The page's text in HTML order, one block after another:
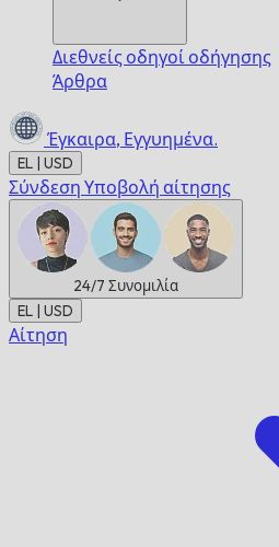
Διεθνείς οδηγοί οδήγησης
Άρθρα
Έγκαιρα, Εγγυημένα.
EL | USD
Σύνδεση Υποβολή αίτησης
24/7 Συνομιλία
EL | USD
Αίτηση